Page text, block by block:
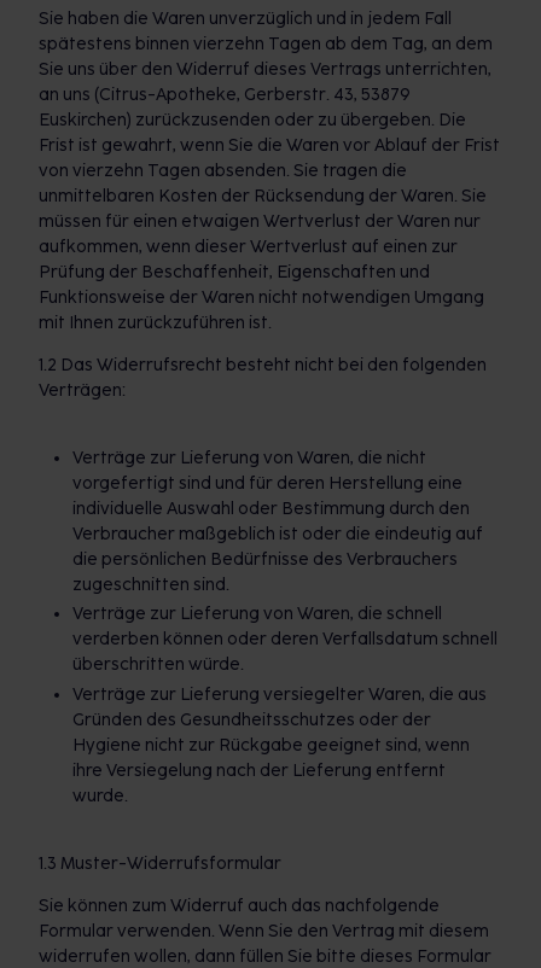
Sie haben die Waren unverzüglich und in jedem Fall
spätestens binnen vierzehn Tagen ab dem Tag, an dem
Sie uns über den Widerruf dieses Vertrags unterrichten,
an uns (Citrus-Apotheke, Gerberstr. 43, 53879
Euskirchen) zurückzusenden oder zu übergeben. Die
Frist ist gewahrt, wenn Sie die Waren vor Ablauf der Frist
von vierzehn Tagen absenden. Sie tragen die
unmittelbaren Kosten der Rücksendung der Waren. Sie
müssen für einen etwaigen Wertverlust der Waren nur
aufkommen, wenn dieser Wertverlust auf einen zur
Prüfung der Beschaffenheit, Eigenschaften und
Funktionsweise der Waren nicht notwendigen Umgang
mit Ihnen zurückzuführen ist.
1.2 Das Widerrufsrecht besteht nicht bei den folgenden
Verträgen:
Verträge zur Lieferung von Waren, die nicht
vorgefertigt sind und für deren Herstellung eine
individuelle Auswahl oder Bestimmung durch den
Verbraucher maßgeblich ist oder die eindeutig auf
die persönlichen Bedürfnisse des Verbrauchers
zugeschnitten sind.
Verträge zur Lieferung von Waren, die schnell
verderben können oder deren Verfallsdatum schnell
überschritten würde.
Verträge zur Lieferung versiegelter Waren, die aus
Gründen des Gesundheitsschutzes oder der
Hygiene nicht zur Rückgabe geeignet sind, wenn
ihre Versiegelung nach der Lieferung entfernt
wurde.
1.3 Muster-Widerrufsformular
Sie können zum Widerruf auch das nachfolgende
Formular verwenden. Wenn Sie den Vertrag mit diesem
widerrufen wollen, dann füllen Sie bitte dieses Formular